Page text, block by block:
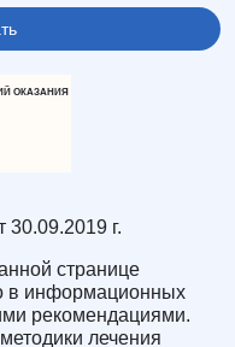
ОКАЗАНИЯ
г.
странице
в информационных
рекомендациями.
лечения